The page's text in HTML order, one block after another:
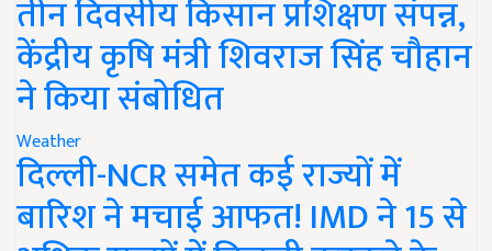
तीन दिवसीय किसान प्रशिक्षण संपन्न,
केंद्रीय कृषि मंत्री शिवराज सिंह चौहान
ने किया संबोधित
Weather
दिल्ली-NCR समेत कई राज्यों में
बारिश ने मचाई आफत! IMD ने 15 से